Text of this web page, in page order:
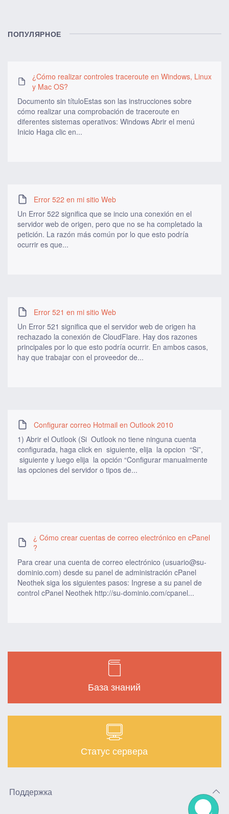
ПОПУЛЯРНОЕ
¿Cómo realizar controles traceroute en Windows, Linux
y Mac OS?
Documento sin títuloEstas son las instrucciones sobre
cómo realizar una comprobación de traceroute en
diferentes sistemas operativos: Windows Abrir el menú
Inicio Haga clic en...
Error 522 en mi sitio Web
Un Error 522 significa que se incio una conexión en el
servidor web de origen, pero que no se ha completado la
petición. La razón más común por lo que esto podría
ocurrir es que...
Error 521 en mi sitio Web
Un Error 521 significa que el servidor web de origen ha
rechazado la conexión de CloudFlare. Hay dos razones
principales por lo que esto podría ocurrir. En ambos casos,
hay que trabajar con el proveedor de...
Configurar correo Hotmail en Outlook 2010
1) Abrir el Outlook (Si Outlook no tiene ninguna cuenta
configurada, haga click en siguiente, elija la opcion “Si”,
siguiente y luego elija la opción “Configurar manualmente
las opciones del servidor o tipos de...
¿ Cómo crear cuentas de correo electrónico en cPanel
?
Para crear una cuenta de correo electrónico (usuario@su-
dominio.com) desde su panel de administración cPanel
Neothek siga los siguientes pasos: Ingrese a su panel de
control cPanel Neothek http://su-dominio.com/cpanel...
База знаний
Статус сервера
Поддержка